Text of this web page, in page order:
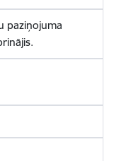
paziņojuma